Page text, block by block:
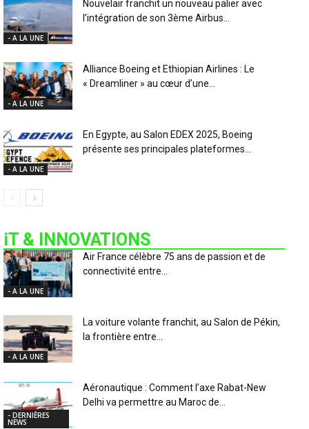
- A LA UNE
Nouvelair franchit un nouveau palier avec
l’intégration de son 3ème Airbus...
- A LA UNE
Alliance Boeing et Ethiopian Airlines : Le
« Dreamliner » au cœur d’une...
- A LA UNE
En Egypte, au Salon EDEX 2025, Boeing
présente ses principales plateformes...
iT & INNOVATIONS
- A LA UNE
Air France célèbre 75 ans de passion et de
connectivité entre...
- A LA UNE
La voiture volante franchit, au Salon de Pékin,
la frontière entre...
- DERNIÈRES
NEWS
Aéronautique : Comment l’axe Rabat-New
Delhi va permettre au Maroc de...